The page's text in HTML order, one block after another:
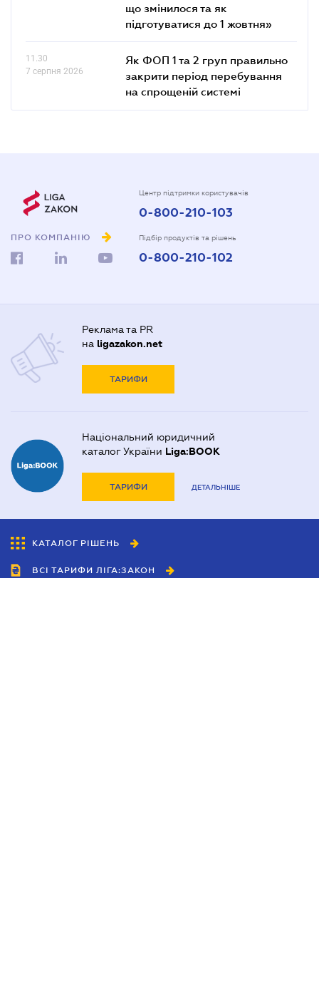
що змінилося та як
підготуватися до 1 жовтня»
11.30
7 серпня 2026
Як ФОП 1 та 2 груп правильно
закрити період перебування
на спрощеній системі
ПРО КОМПАНІЮ
Центр підтримки користувачів
0-800-210-103
Підбір продуктів та рішень
0-800-210-102
Реклама та PR
на ligazakon.net
ТАРИФИ
Національний юридичний
каталог України Liga:BOOK
ТАРИФИ ДЕТАЛЬНІШЕ
КАТАЛОГ РІШЕНЬ
ВСІ ТАРИФИ ЛІГА:ЗАКОН